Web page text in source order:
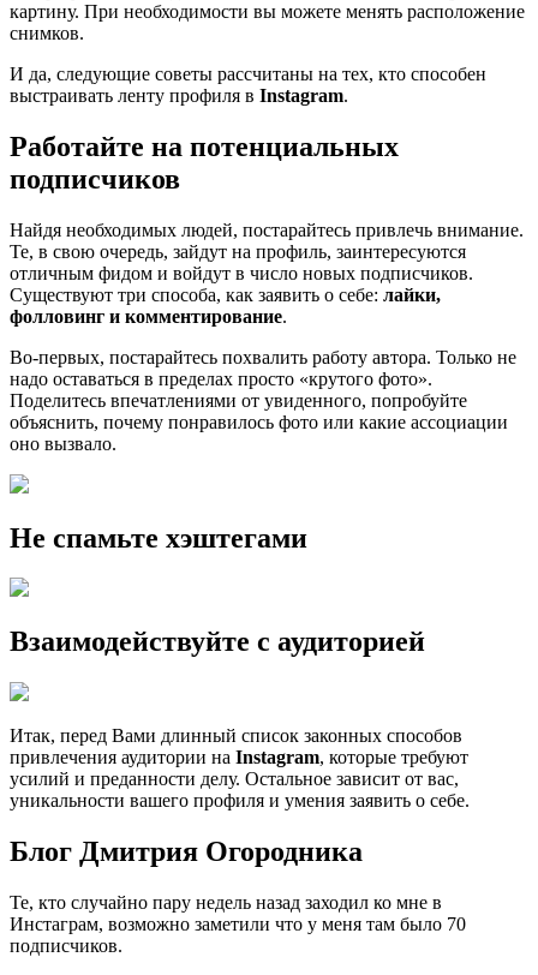
картину. При необходимости вы можете менять расположение
снимков.
И да, следующие советы рассчитаны на тех, кто способен
выстраивать ленту профиля в Instagram.
Работайте на потенциальных
подписчиков
Найдя необходимых людей, постарайтесь привлечь внимание.
Те, в свою очередь, зайдут на профиль, заинтересуются
отличным фидом и войдут в число новых подписчиков.
Существуют три способа, как заявить о себе: лайки,
фолловинг и комментирование.
Во-первых, постарайтесь похвалить работу автора. Только не
надо оставаться в пределах просто «крутого фото».
Поделитесь впечатлениями от увиденного, попробуйте
объяснить, почему понравилось фото или какие ассоциации
оно вызвало.
Не спамьте хэштегами
Взаимодействуйте с аудиторией
Итак, перед Вами длинный список законных способов
привлечения аудитории на Instagram, которые требуют
усилий и преданности делу. Остальное зависит от вас,
уникальности вашего профиля и умения заявить о себе.
Блог Дмитрия Огородника
Те, кто случайно пару недель назад заходил ко мне в
Инстаграм, возможно заметили что у меня там было 70
подписчиков.